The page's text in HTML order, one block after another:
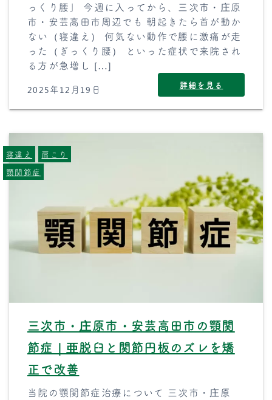
っくり腰」 今週に入ってから、三次市・庄原
市・安芸高田市周辺でも 朝起きたら首が動か
ない（寝違え） 何気ない動作で腰に激痛が走
った（ぎっくり腰） といった症状で来院され
る方が急増し […]
2025年12月19日 詳細を見る
三次市・庄原市・安芸高田市の顎関
節症｜亜脱臼と関節円板のズレを矯
正で改善
当院の顎関節症治療について 三次市・庄原
寝違え
肩こり
顎関節症